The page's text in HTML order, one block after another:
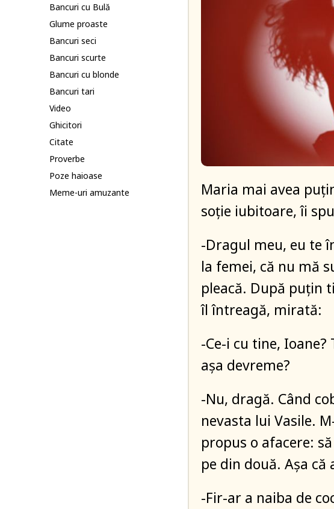
Bancuri cu Bulă
Glume proaste
Bancuri seci
Bancuri scurte
Bancuri cu blonde
Bancuri tari
Video
Ghicitori
Citate
Proverbe
Poze haioase
Meme-uri amuzante
Maria mai avea
soție iubitoare, îi
-Dragul meu, eu te
la femei, că nu mă
pleacă. După puțin
îl întreagă, mirată:
-Ce-i cu tine,
așa devreme?
-Nu, dragă. Când
nevasta lui Vasile.
propus o afacere:
pe din două. Așa
-Fir-ar a naiba de